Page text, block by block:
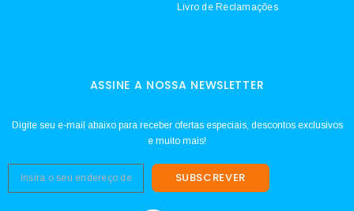
Livro de Reclamações
ASSINE A NOSSA NEWSLETTER
Digite seu e-mail abaixo para receber ofertas especiais, descontos exclusivos
e muito mais!
SUBSCREVER